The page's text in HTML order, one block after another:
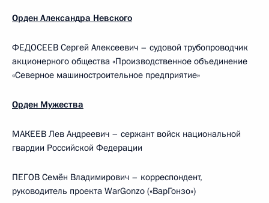
Орден Александра Невского
ФЕДОСЕЕВ Сергей Алексеевич – судовой трубопроводчик
акционерного общества «Производственное объединение
«Северное машиностроительное предприятие»
Орден Мужества
МАКЕЕВ Лев Андреевич – сержант войск национальной
гвардии Российской Федерации
ПЕГОВ Семён Владимирович – корреспондент,
руководитель проекта WarGonzo («ВарГонзо»)